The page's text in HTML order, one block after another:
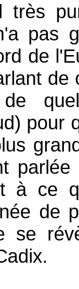
très
pas
de
pour
à ce
de
se